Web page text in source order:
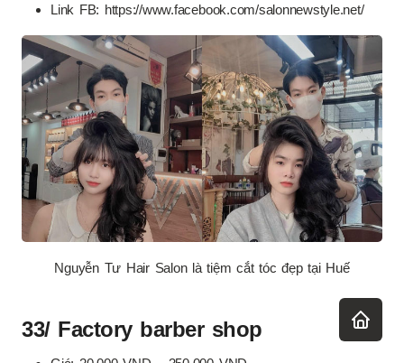
Link FB: https://www.facebook.com/salonnewstyle.net/
Nguyễn Tư Hair Salon là tiệm cắt tóc đẹp tại Huế
33/ Factory barber shop